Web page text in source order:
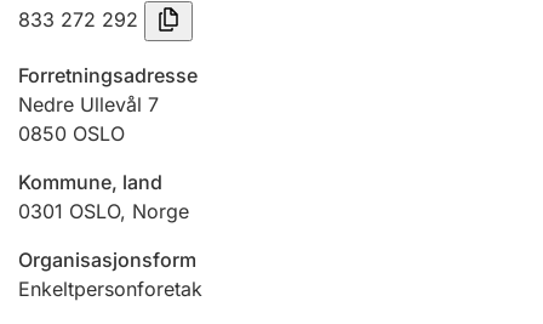
Jeger
Ektepaktveileder
833 272 292
Forretningsadresse
Nedre Ullevål 7
0850 OSLO
Kommune, land
0301 OSLO, Norge
Organisasjonsform
Enkeltpersonforetak